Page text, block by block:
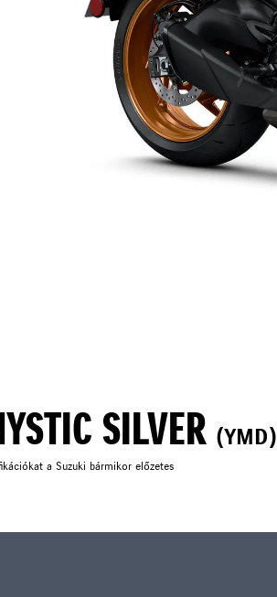
SILVER (YMD)
a Suzuki bármikor előzetes